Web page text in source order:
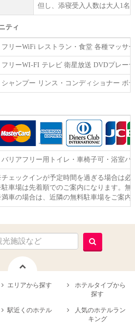
但し、添寝受入人数は大人1名
ティ
フリーWiFi レストラン・食堂 各種マッサ
フリーWI‐FI テレビ 衛星放送 DVDプレー
シャンプー リンス・コンディショナー ボ
バリアフリー用トイレ・車椅子可・浴室
ェックインが予定時間を過ぎる場合は必
車場は先着順でのご案内になります。無
車の場合は、近隣の無料駐車場をご案内
エリアから探す
ホテルタイプから
探す
駅近くのホテル
人気のホテルラン
キング